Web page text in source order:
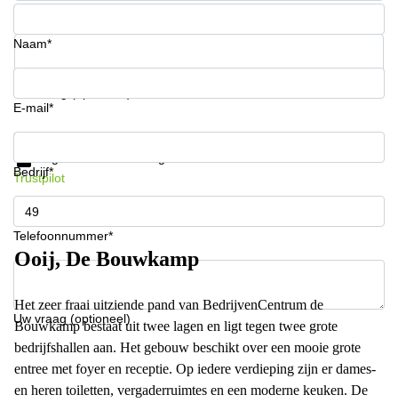
Hengelo
Nijmegen
Telefoonnummer*
Naam*
E-mail*
Bedrijf*
Telefoonnummer*
Uw vraag (optioneel)
Krijg informatie en prijzen
Trustpilot
Ooij, De Bouwkamp
Het zeer fraai uitziende pand van BedrijvenCentrum de
Bouwkamp bestaat uit twee lagen en ligt tegen twee grote
bedrijfshallen aan. Het gebouw beschikt over een mooie grote
entree met foyer en receptie. Op iedere verdieping zijn er dames-
en heren toiletten, vergaderruimtes en een moderne keuken. De